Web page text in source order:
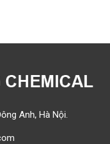
Anh, Hà Nội.